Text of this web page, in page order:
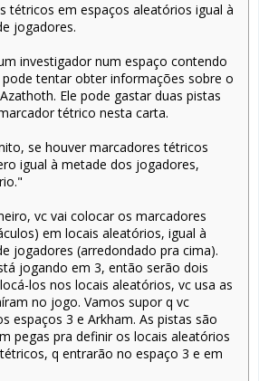
tétricos em espaços aleatórios igual à
jogadores.
investigador num espaço contendo
tentar obter informações sobre o
Ele pode gastar duas pistas
tétrico nesta carta.
se houver marcadores tétricos
igual à metade dos jogadores,
vc vai colocar os marcadores
em locais aleatórios, igual à
jogadores (arredondado pra cima).
jogando em 3, então serão dois
los nos locais aleatórios, vc usa as
no jogo. Vamos supor q vc
espaços 3 e Arkham. As pistas são
pegas pra definir os locais aleatórios
q entrarão no espaço 3 e em